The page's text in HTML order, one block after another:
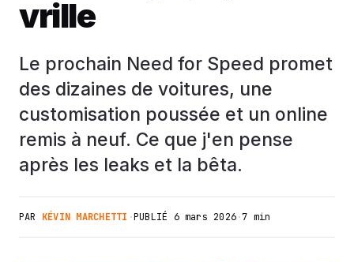
vrille
Le prochain Need for Speed promet
des dizaines de voitures, une
customisation poussée et un online
remis à neuf. Ce que j'en pense
après les leaks et la bêta.
PAR KÉVIN MARCHETTI ·PUBLIÉ 6 mars 2026·7 min